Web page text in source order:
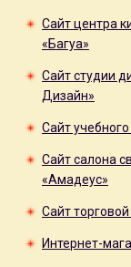
Сайт центра
«Багуа»
Сайт студии
Дизайн»
Сайт
Сайт салона
«Амадеус»
Сайт
Интернет-